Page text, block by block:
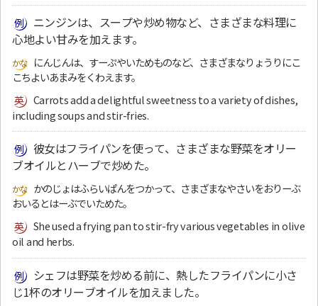
ニンジンは、スープや炒め物など、さまざまな料理に
心地よい甘みを加えます。
にんじんは、すーぷやいためものなど、さまざまなりょうりにこ
こちよいあまみをくわえます。
Carrots add a delightful sweetness to a variety of dishes,
including soups and stir-fries.
彼女はフライパンを使って、さまざまな野菜をオリー
ブオイルとハーブで炒めた。
かのじょはふらいぱんをつかって、さまざまなやさいをおりーぶ
おいるとはーぶでいためた。
She used a frying pan to stir-fry various vegetables in olive
oil and herbs.
シェフは野菜を炒める前に、熱したフライパンに小さ
じ1杯のオリーブオイルを加えました。